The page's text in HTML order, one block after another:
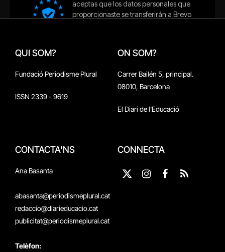
QUI SOM?
Fundació Periodisme Plural
ISSN 2339 - 9619
ON SOM?
Carrer Bailén 5, principal.
08010, Barcelona
El Diari de l'Educació
CONTACTA'NS
Ana Basanta
abasanta@periodismeplural.cat
redaccio@diarieducacio.cat
publicitat@periodismeplural.cat
Telèfon:
CONNECTA
X
Instagram
Facebook
RSS